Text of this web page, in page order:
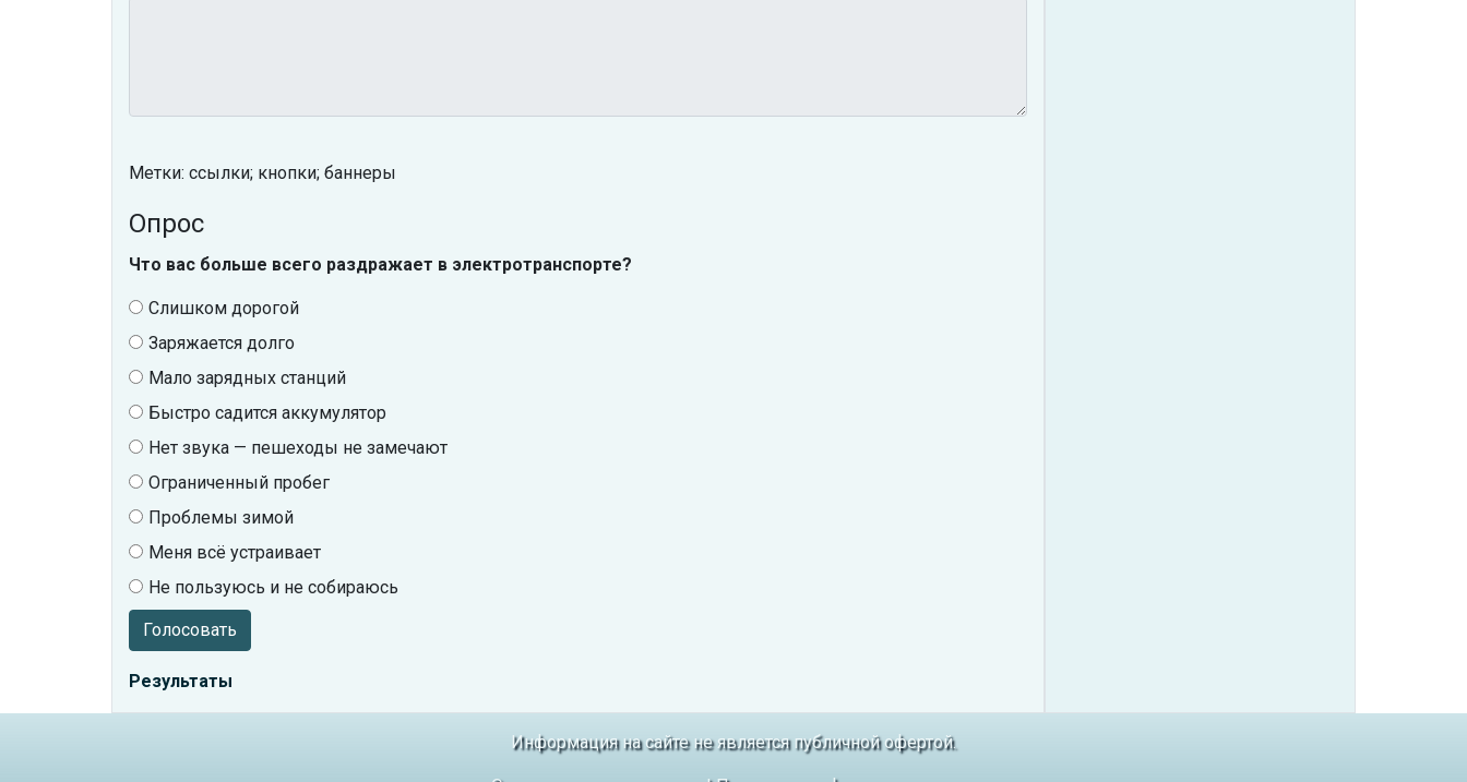
Метки: ссылки; кнопки; баннеры
Опрос
Что вас больше всего раздражает в электротранспорте?
Слишком дорогой
Заряжается долго
Мало зарядных станций
Быстро садится аккумулятор
Нет звука — пешеходы не замечают
Ограниченный пробег
Проблемы зимой
Меня всё устраивает
Не пользуюсь и не собираюсь
Голосовать
Результаты
Информация на сайте не является публичной офертой.